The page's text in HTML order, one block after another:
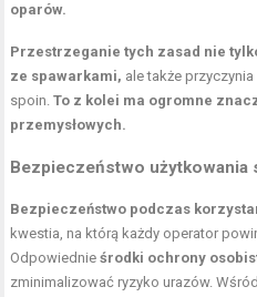
oparów.
Przestrzeganie tych zasad nie
ze spawarkami, ale także
spoin.To z kolei ma ogromne
przemysłowych.
Bezpieczeństwo użytkowania
Bezpieczeństwo podczas
kwestia, na którą każdy operator
Odpowiednieśrodki ochrony
zminimalizować ryzyko urazów.